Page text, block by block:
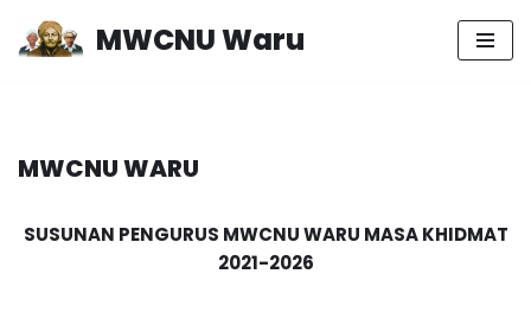
Lompat
MWCNU Waru
MWCNU WARU
SUSUNAN PENGURUS MWCNU WARU MASA KHIDMAT
2021-2026